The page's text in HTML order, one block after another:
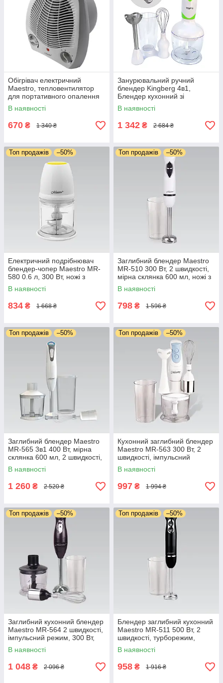
Обігрівач електричний
Maestro, тепловентилятор
для портативного опалення
приміщення, дуйчик 2000 Вт
В наявності
670 ₴ 1 340 ₴
Занурювальний ручний
блендер Kingberg 4в1,
Блендер кухонний зі
склянкою 600W 2 швидкості
В наявності
1 342 ₴ 2 684 ₴
Топ продажів –50%
Електричний подрібнювач
блендер-чопер Maestro MR-
580 0.6 л, 300 Вт, ножі з
неіржавкої сталі, імпульсний
режим, для м'яса й овочів
В наявності
834 ₴ 1 668 ₴
Топ продажів –50%
Заглибний блендер Maestro
MR-510 300 Вт, 2 швидкості,
мірна склянка 600 мл, ножі з
неіржавкої сталі, кухонний
блендер для дому
В наявності
798 ₴ 1 596 ₴
Топ продажів –50%
Заглибний блендер Maestro
MR-565 3в1 400 Вт, мірна
склянка 600 мл, 2 швидкості,
імпульсний режим, віночок,
подрібнювач
В наявності
1 260 ₴ 2 520 ₴
Топ продажів –50%
Кухонний заглибний блендер
Maestro MR-563 300 Вт, 2
швидкості, імпульсний
режим, мірна склянка 600
мл, віночок, подрібнювач
В наявності
997 ₴ 1 994 ₴
Топ продажів –50%
Заглибний кухонний блендер
Maestro MR-564 2 швидкості,
імпульсний режим, 300 Вт,
мірна склянка 600 мл,
подрібнювач, віночок
В наявності
1 048 ₴ 2 096 ₴
Топ продажів –50%
Блендер заглибний кухонний
Maestro MR-511 500 Вт, 2
швидкості, турборежим,
мірна склянка 600 мл, ножі з
неіржавкої сталі
В наявності
958 ₴ 1 916 ₴